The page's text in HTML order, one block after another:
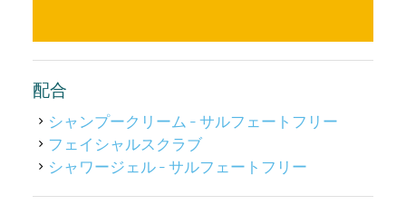
配合
シャンプークリーム - サルフェートフリー
フェイシャルスクラブ
シャワージェル - サルフェートフリー